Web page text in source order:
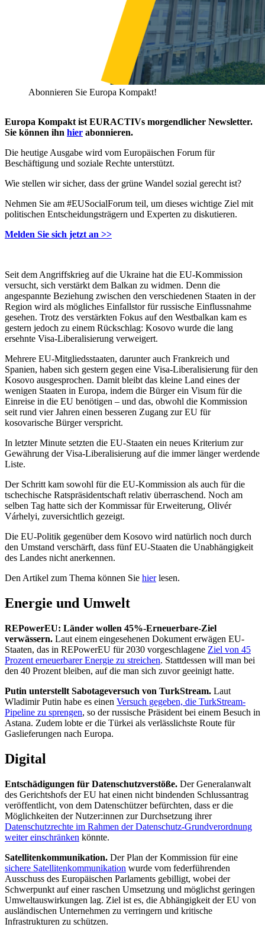
Abonnieren Sie Europa Kompakt!
Europa Kompakt ist EURACTIVs morgendlicher Newsletter.
Sie können ihn hier abonnieren.
Die heutige Ausgabe wird vom Europäischen Forum für
Beschäftigung und soziale Rechte unterstützt.
Wie stellen wir sicher, dass der grüne Wandel sozial gerecht ist?
Nehmen Sie am #EUSocialForum teil, um dieses wichtige Ziel mit
politischen Entscheidungsträgern und Experten zu diskutieren.
Melden Sie sich jetzt an >>
Seit dem Angriffskrieg auf die Ukraine hat die EU-Kommission
versucht, sich verstärkt dem Balkan zu widmen. Denn die
angespannte Beziehung zwischen den verschiedenen Staaten in der
Region wird als mögliches Einfallstor für russische Einflussnahme
gesehen. Trotz des verstärkten Fokus auf den Westbalkan kam es
gestern jedoch zu einem Rückschlag: Kosovo wurde die lang
ersehnte Visa-Liberalisierung verweigert.
Mehrere EU-Mitgliedsstaaten, darunter auch Frankreich und
Spanien, haben sich gestern gegen eine Visa-Liberalisierung für den
Kosovo ausgesprochen. Damit bleibt das kleine Land eines der
wenigen Staaten in Europa, indem die Bürger ein Visum für die
Einreise in die EU benötigen – und das, obwohl die Kommission
seit rund vier Jahren einen besseren Zugang zur EU für
kosovarische Bürger verspricht.
In letzter Minute setzten die EU-Staaten ein neues Kriterium zur
Gewährung der Visa-Liberalisierung auf die immer länger werdende
Liste.
Der Schritt kam sowohl für die EU-Kommission als auch für die
tschechische Ratspräsidentschaft relativ überraschend. Noch am
selben Tag hatte sich der Kommissar für Erweiterung, Olivér
Várhelyi, zuversichtlich gezeigt.
Die EU-Politik gegenüber dem Kosovo wird natürlich noch durch
den Umstand verschärft, dass fünf EU-Staaten die Unabhängigkeit
des Landes nicht anerkennen.
Den Artikel zum Thema können Sie hierlesen.
Energie und Umwelt
REPowerEU: Länder wollen 45%-Erneuerbare-Ziel
verwässern. Laut einem eingesehenen Dokument erwägen EU-
Staaten, das in REPowerEU für 2030 vorgeschlagene Ziel von 45
Prozent erneuerbarer Energie zu streichen. Stattdessen will man bei
den 40 Prozent bleiben, auf die man sich zuvor geeinigt hatte.
Putin unterstellt Sabotageversuch von TurkStream. Laut
Wladimir Putin habe es einen Versuch gegeben, die TurkStream-
Pipeline zu sprengen, so der russische Präsident bei einem Besuch in
Astana. Zudem lobte er die Türkei als verlässlichste Route für
Gaslieferungen nach Europa.
Digital
Entschädigungen für Datenschutzverstöße. Der Generalanwalt
des Gerichtshofs der EU hat einen nicht bindenden Schlussantrag
veröffentlicht, von dem Datenschützer befürchten, dass er die
Möglichkeiten der Nutzer:innen zur Durchsetzung ihrer
Datenschutzrechte im Rahmen der Datenschutz-Grundverordnung
weiter einschränken könnte.
Satellitenkommunikation. Der Plan der Kommission für eine
sichere Satellitenkommunikation wurde vom federführenden
Ausschuss des Europäischen Parlaments gebilligt, wobei der
Schwerpunkt auf einer raschen Umsetzung und möglichst geringen
Umweltauswirkungen lag. Ziel ist es, die Abhängigkeit der EU von
ausländischen Unternehmen zu verringern und kritische
Infrastrukturen zu schützen.